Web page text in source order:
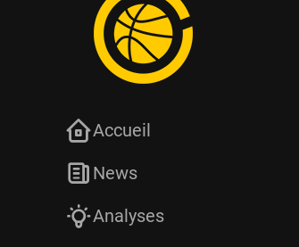
Accueil
News
Analyses